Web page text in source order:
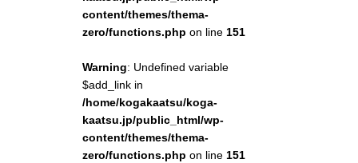
content/themes/thema-
zero/functions.php on line 151
Warning: Undefined variable
$add_link in
/home/kogakaatsu/koga-
kaatsu.jp/public_html/wp-
content/themes/thema-
zero/functions.php on line 151